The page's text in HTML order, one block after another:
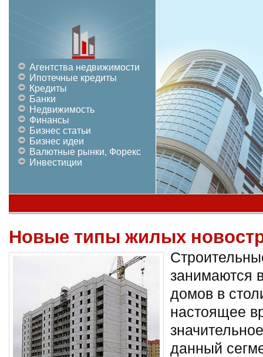
Агентства недвижимости
Ипотечные кредиты
Кредиты
Банки
Недвижимость
Финансы
Бизнес статьи
Бизнес идеи
Валютные рынки, Форекс
Инвестиции
Новые типы жилых
занимаются
домов в
настоящее
данный